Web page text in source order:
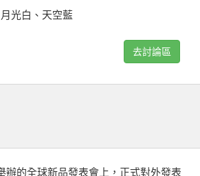
光白、天空藍
去討論區
辦的全球新品發表會上，正式對外發表